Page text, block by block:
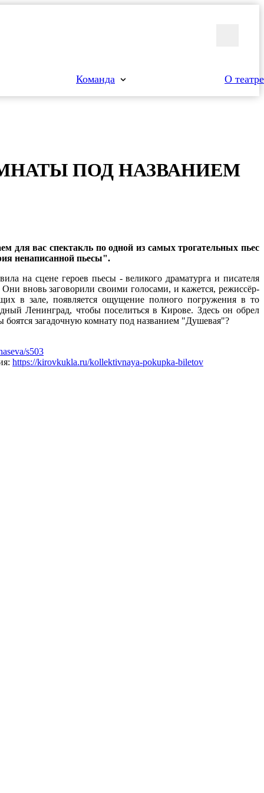
Команда О театре
ПОД НАЗ­ВА­НИ­ЕМ
для вас спектакль по одной из самых трогательных пьес
ненаписанной пьесы".
на сцене героев пьесы - великого драматурга и писателя
вновь заговорили своими голосами, и кажется, режиссёр-
в зале, появляется ощущение полного погружения в то
Ленинград, чтобы поселиться в Кирове. Здесь он обрел
загадочную комнату под названием "Душевая"?
s503
https://kirovkukla.ru/kollektivnaya-pokupka-biletov